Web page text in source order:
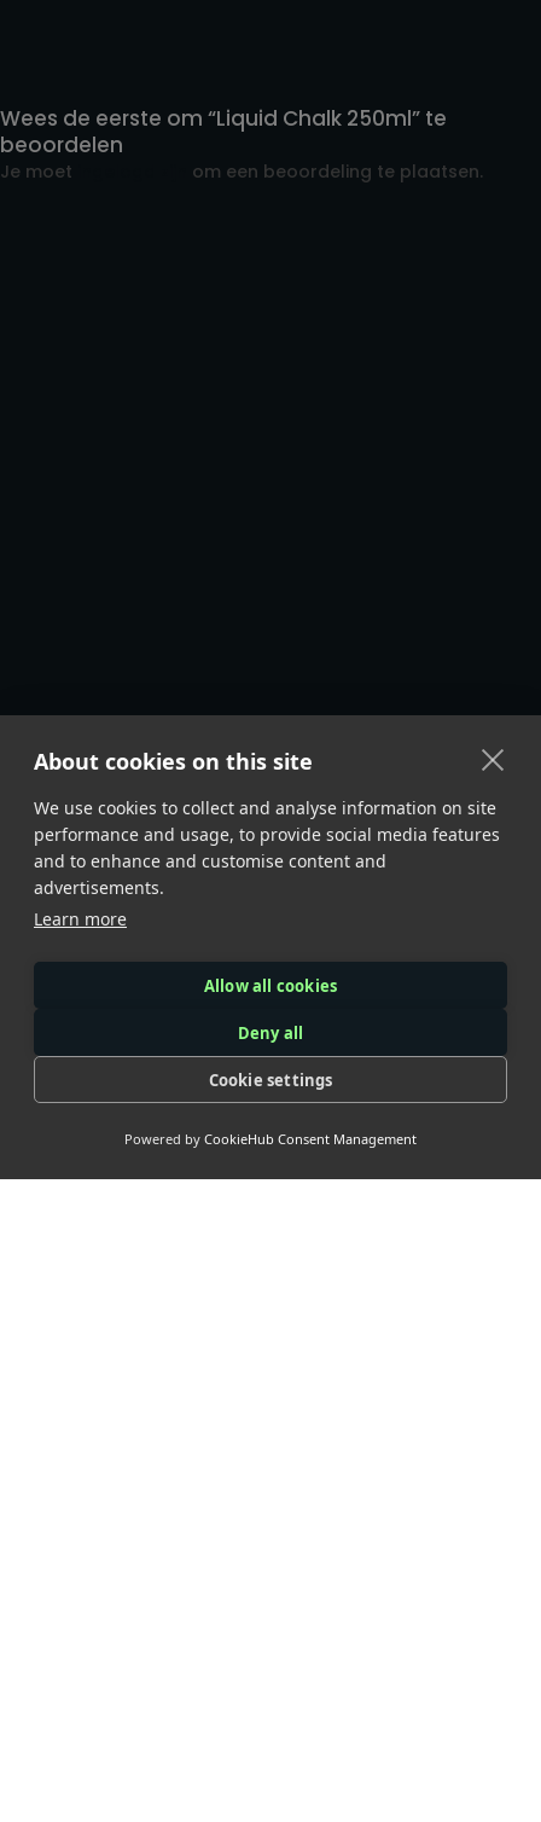
Wees de eerste om “Liquid Chalk 250ml” te
beoordelen
Je moet om een beoordeling te plaatsen.
About cookies on this site
We use cookies to collect and analyse information on site
performance and usage, to provide social media features
and to enhance and customise content and
advertisements.
Learn more
Allow all cookies
Deny all
Cookie settings
Powered by CookieHub Consent Management